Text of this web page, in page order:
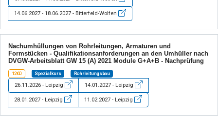
14.06.2027 - 18.06.2027 - Bitterfeld-Wolfen
Nachumhüllungen von Rohrleitungen, Armaturen und
Formstücken - Qualifikationsanforderungen an den Umhüller nach
DVGW-Arbeitsblatt GW 15 (A) 2021 Module G+A+B - Nachprüfung
1260 Spezialkurs Rohrleitungsbau
26.11.2026 - Leipzig 14.01.2027 - Leipzig
28.01.2027 - Leipzig 11.02.2027 - Leipzig